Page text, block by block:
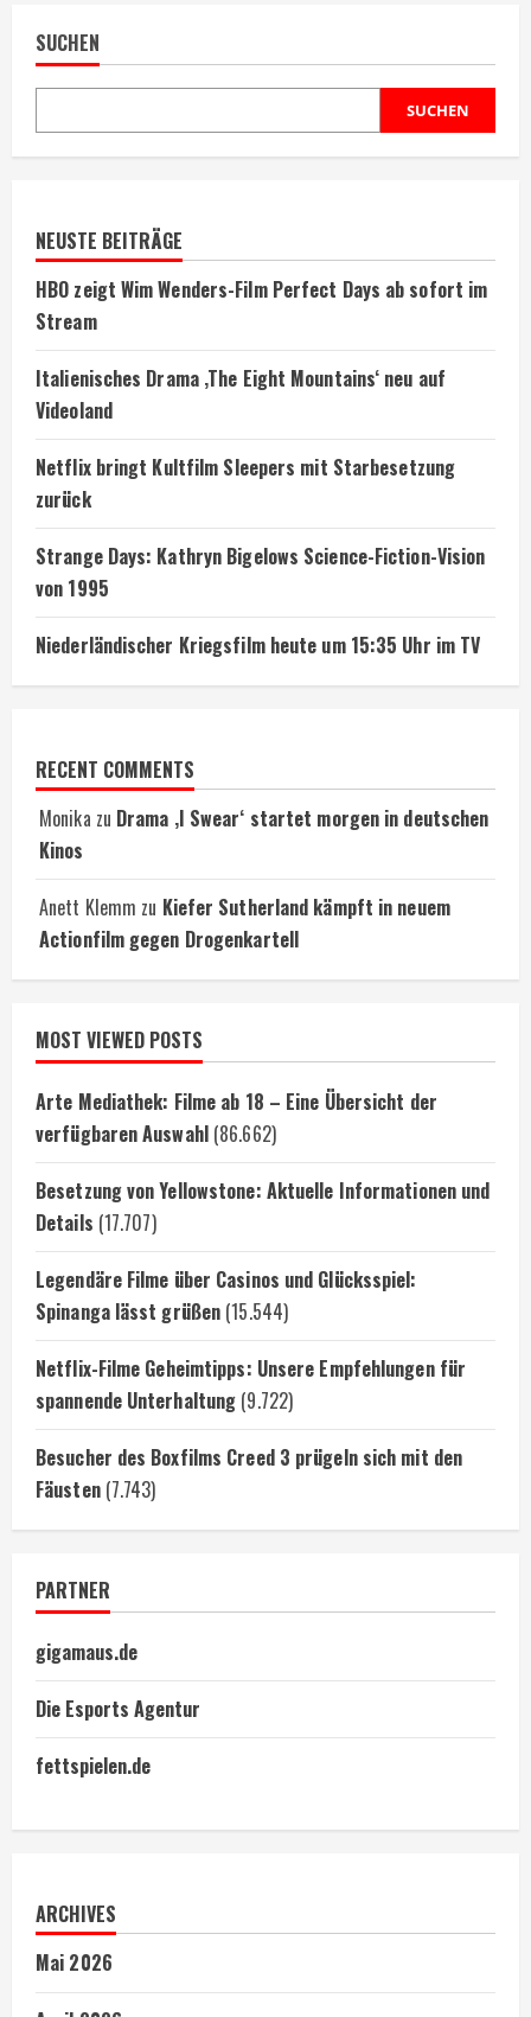
entwickelt
SUCHEN
SUCHEN
NEUSTE BEITRÄGE
HBO zeigt Wim Wenders-Film Perfect Days ab sofort im
Stream
Italienisches Drama ‚The Eight Mountains‘ neu auf
Videoland
Netflix bringt Kultfilm Sleepers mit Starbesetzung
zurück
Strange Days: Kathryn Bigelows Science-Fiction-Vision
von 1995
Niederländischer Kriegsfilm heute um 15:35 Uhr im TV
RECENT COMMENTS
Monika zu Drama ‚I Swear‘ startet morgen in deutschen
Kinos
Anett Klemm zu Kiefer Sutherland kämpft in neuem
Actionfilm gegen Drogenkartell
MOST VIEWED POSTS
Arte Mediathek: Filme ab 18 – Eine Übersicht der
verfügbaren Auswahl (86.662)
Besetzung von Yellowstone: Aktuelle Informationen und
Details (17.707)
Legendäre Filme über Casinos und Glücksspiel:
Spinanga lässt grüßen (15.544)
Netflix-Filme Geheimtipps: Unsere Empfehlungen für
spannende Unterhaltung (9.722)
Besucher des Boxfilms Creed 3 prügeln sich mit den
Fäusten (7.743)
PARTNER
gigamaus.de
Die Esports Agentur
fettspielen.de
ARCHIVES
Mai 2026